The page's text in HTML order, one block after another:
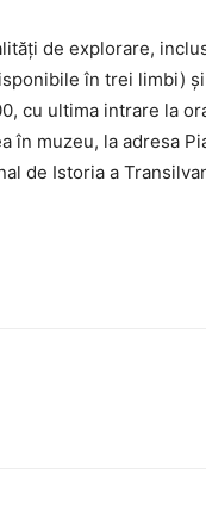
de explorare,
în trei limbi)
cu ultima intrare la
în muzeu, la adresa
de Istoria a